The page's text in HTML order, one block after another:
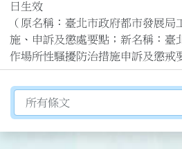
日生效
（原名稱：臺北市政府都市發展局
施、申訴及懲處要點；新名稱：臺
作場所性騷擾防治措施申訴及懲戒
切換選擇法規資訊內容